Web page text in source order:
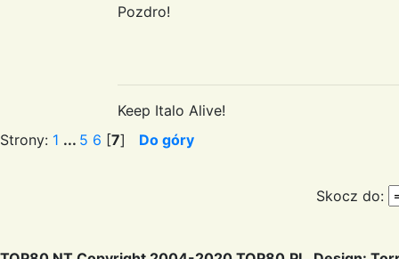
Pozdro!
Keep Italo Alive!
Strony: 1 ... 5 6 [7] Do góry
Skocz do: